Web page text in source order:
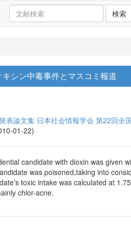
検索
シン中毒事件とマスコミ報道
表論文集 日本社会情報学会 第22回全
01-22)
candidate with dioxin was given
was poisoned,taking into
toxic intake was calculated at
chlor-acne.